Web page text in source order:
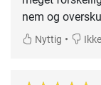
nem og
Nyttig •